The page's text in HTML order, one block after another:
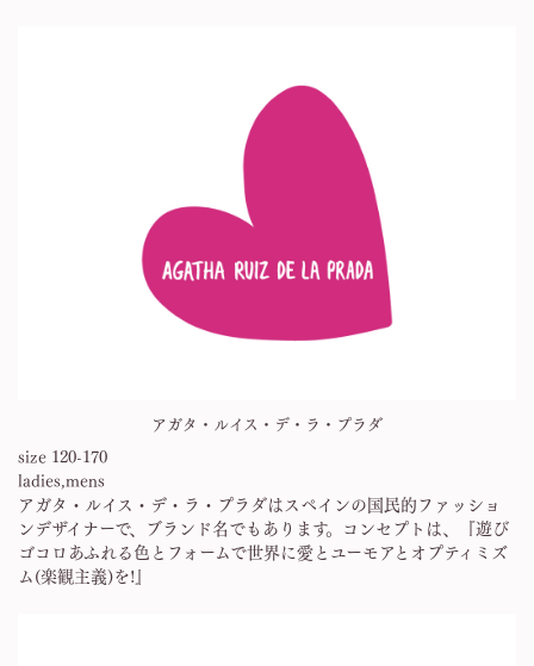
アガタ・ルイス・デ・ラ・プラダ
size 120-170
ladies,mens
アガタ・ルイス・デ・ラ・プラダはスペインの国民的ファッショ
ンデザイナーで、ブランド名でもあります。コンセプトは、『遊び
ゴコロあふれる色とフォームで世界に愛とユーモアとオプティミズ
ム(楽観主義)を!』